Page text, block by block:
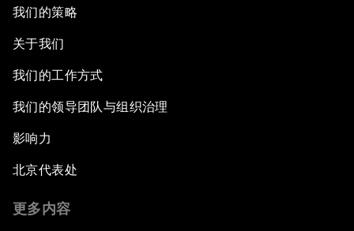
我们的策略
关于我们
我们的工作方式
我们的领导团队与组织治理
影响力
北京代表处
更多内容